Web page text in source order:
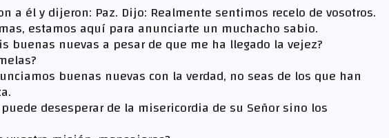
a él y dijeron: Paz. Dijo: Realmente sentimos recelo de vosotros.
estamos aquí para anunciarte un muchacho sabio.
buenas nuevas a pesar de que me ha llegado la vejez?
buenas nuevas con la verdad, no seas de los que han
desesperar de la misericordia de su Señor sino los